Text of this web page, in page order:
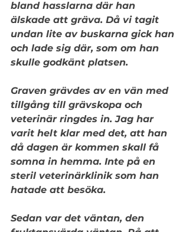
bland hasslarna där han
älskade att gräva. Då vi tagit
undan lite av buskarna gick han
och lade sig där, som om han
skulle godkänt platsen.
Graven grävdes av en vän med
tillgång till grävskopa och
veterinär ringdes in. Jag har
varit helt klar med det, att han
då dagen är kommen skall få
somna in hemma. Inte på en
steril veterinärklinik som han
hatade att besöka.
Sedan var det väntan, den